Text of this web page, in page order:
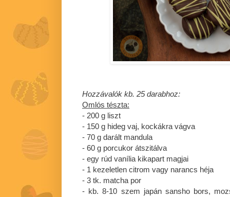
Hozzávalók kb. 25 darabhoz:
Omlós tészta:
- 200 g liszt
- 150 g hideg vaj, kockákra vágva
- 70 g darált mandula
- 60 g porcukor átszitálva
- egy rúd vanília kikapart magjai
- 1 kezeletlen citrom vagy narancs héja
- 3 tk. matcha por
- kb. 8-10 szem japán sansho bors,